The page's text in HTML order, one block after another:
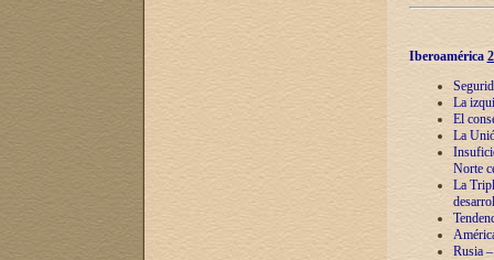
Iberoamérica
La
El
La
Norte
La
Rusia